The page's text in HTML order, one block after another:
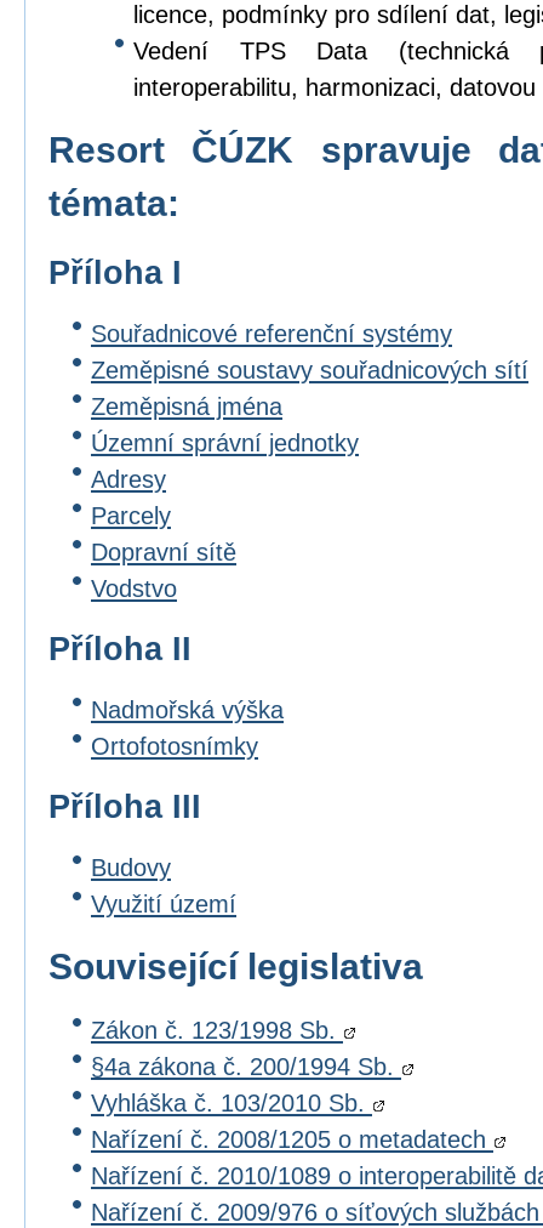
licence, podmínky pro sdílení dat,
Vedení TPS Data (technická
interoperabilitu, harmonizaci,
Resort ČÚZK spravuje
témata:
Příloha I
Souřadnicové referenční systémy
Zeměpisné soustavy souřadnicových sítí
Zeměpisná jména
Územní správní jednotky
Adresy
Parcely
Dopravní sítě
Vodstvo
Příloha II
Nadmořská výška
Ortofotosnímky
Příloha III
Budovy
Využití území
Související legislativa
Zákon č. 123/1998 Sb.
§4a zákona č. 200/1994 Sb.
Vyhláška č. 103/2010 Sb.
Nařízení č. 2008/1205 o metadatech
Nařízení č. 2010/1089 o interoperabilitě
Nařízení č. 2009/976 o síťových